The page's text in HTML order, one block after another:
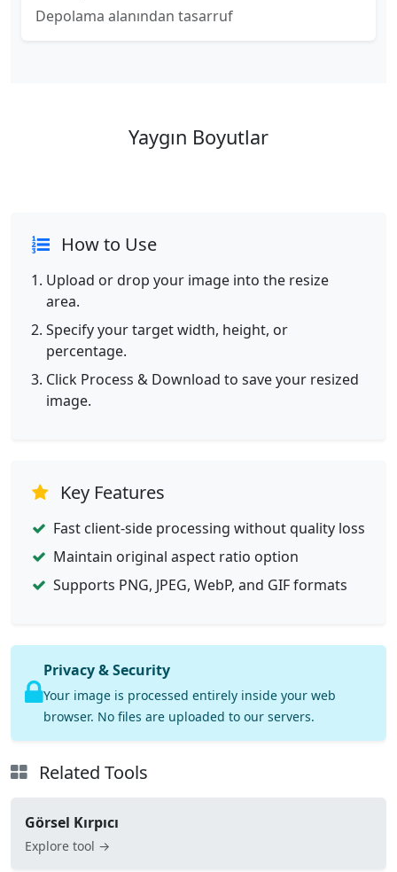
Depolama alanından tasarruf
Yaygın Boyutlar
How to Use
Upload or drop your image into the resize
area.
Specify your target width, height, or
percentage.
Click Process & Download to save your resized
image.
Key Features
Fast client-side processing without quality loss
Maintain original aspect ratio option
Supports PNG, JPEG, WebP, and GIF formats
Privacy & Security
Your image is processed entirely inside your web
browser. No files are uploaded to our servers.
Related Tools
Görsel Kırpıcı
Explore tool →